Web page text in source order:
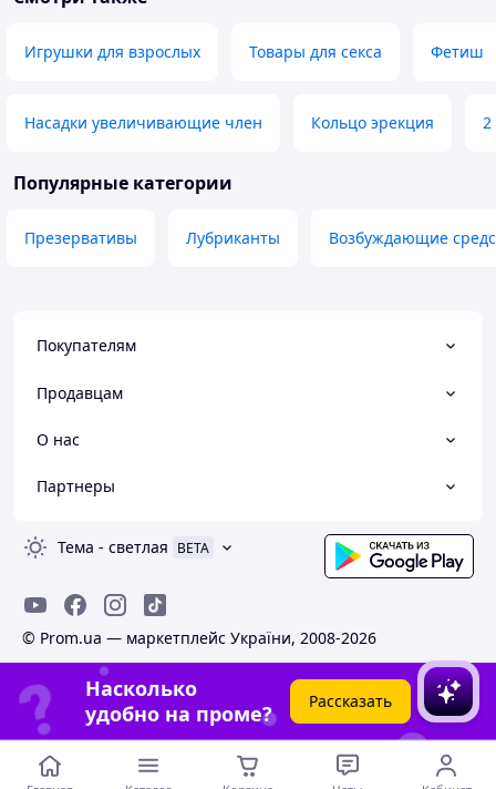
Игрушки для взрослых Товары для секса Фетиш
Насадки увеличивающие член Кольцо эрекция 2
Популярные категории
Презервативы Лубриканты Возбуждающие
Покупателям
Продавцам
О нас
Партнеры
Тема - светлая BETA
© Prom.ua — маркетплейс України, 2008-2026
Насколько
удобно на проме?
Рассказать